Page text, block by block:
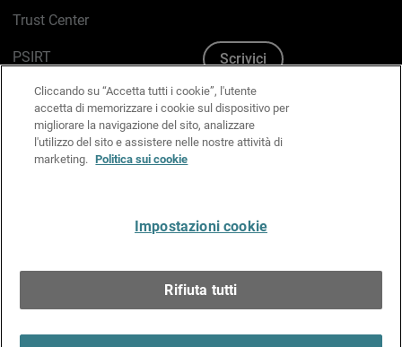
Trust Center
PSIRT
Politica sui cookie
Informativa sulla privacy
Kit Media & Brand
Scrivici
Cliccando su “Accetta tutti i cookie”, l'utente
accetta di memorizzare i cookie sul dispositivo per
migliorare la navigazione del sito, analizzare
l'utilizzo del sito e assistere nelle nostre attività di
marketing. Politica sui cookie
Impostazioni cookie
Rifiuta tutti